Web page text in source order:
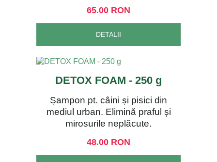
65.00 RON
DETALII
DETOX FOAM - 250 g
Șampon pt. câini și pisici din
mediul urban. Elimină praful și
mirosurile neplăcute.
48.00 RON